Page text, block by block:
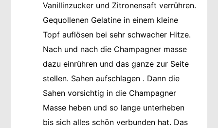
Vanillinzucker und Zitronensaft verrühren.
Gequollenen Gelatine in einem kleine
Topf auflösen bei sehr schwacher Hitze.
Nach und nach die Champagner masse
dazu einrühren und das ganze zur Seite
stellen. Sahen aufschlagen . Dann die
Sahen vorsichtig in die Champagner
Masse heben und so lange unterheben
bis sich alles schön verbunden hat. Das